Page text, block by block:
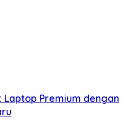
Laptop Premium dengan